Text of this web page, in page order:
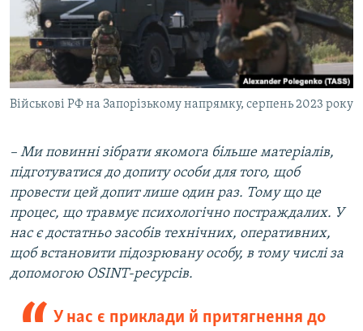
Військові РФ на Запорізькому напрямку, серпень 2023 року
– Ми повинні зібрати якомога більше матеріалів,
підготуватися до допиту особи для того, щоб
провести цей допит лише один раз. Тому що це
процес, що травмує психологічно постраждалих. У
нас є достатньо засобів технічних, оперативних,
щоб встановити підозрювану особу, в тому числі за
допомогою OSINT-ресурсів.
У нас є приклади й притягнення до